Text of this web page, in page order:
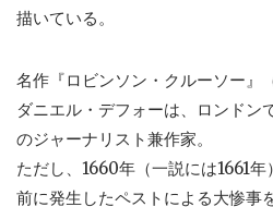
描いている。
名作『ロビンソン・クルーソー』
ダニエル・デフォーは、ロンドン
のジャーナリスト兼作家。
ただし、1660年（一説には1661
前に発生したペストによる大惨事